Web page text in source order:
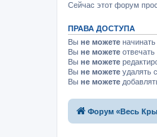
Сейчас этот форум
ПРАВА ДОСТУПА
Вы не можете
Вы не можете
Вы не можете
Вы не можете удалять
Вы не можете
Форум «Весь